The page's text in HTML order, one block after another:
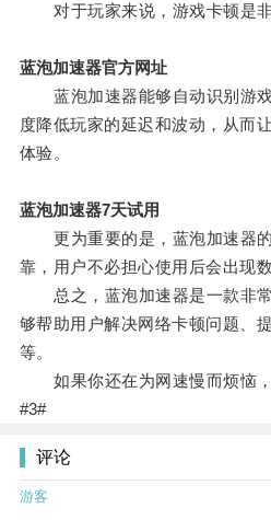
对于玩家来说，游戏卡顿是非
蓝泡加速器官方网址
蓝泡加速器能够自动识别游戏
度降低玩家的延迟和波动，从而
体验。
蓝泡加速器7天试用
更为重要的是，蓝泡加速器的
靠，用户不必担心使用后会出现
总之，蓝泡加速器是一款非常
够帮助用户解决网络卡顿问题、
等。
如果你还在为网速慢而烦恼，
#3#
评论
游客